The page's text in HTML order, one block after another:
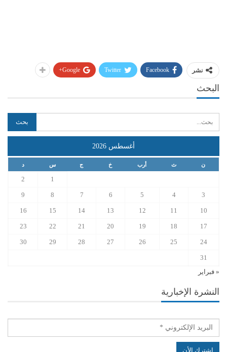
نشر Facebook
Twitter
Google+
البحث
أغسطس 2026
ن ث أرب خ ج س د
1
2
3
4
5
6
7
8
9
10
11
12
13
14
15
16
17
18
19
20
21
22
23
24
25
26
27
28
29
30
31
« فبراير
النشرة الإخبارية